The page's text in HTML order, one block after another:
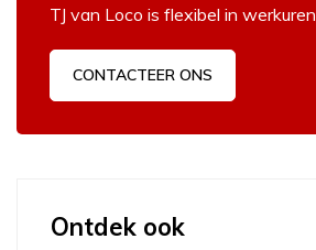
TJ van Loco is flexibel in werkuren.
CONTACTEER ONS
Ontdek ook